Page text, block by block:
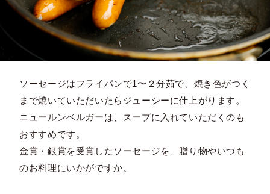
ソーセージはフライパンで1〜２分茹で、焼き色がつく
まで焼いていただいたらジューシーに仕上がります。
ニュールンベルガーは、スープに入れていただくのも
おすすめです。
金賞・銀賞を受賞したソーセージを、贈り物やいつも
のお料理にいかがですか。